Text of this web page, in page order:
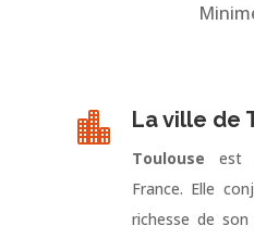
 La ville de
Toulouse est
France. Elle
richesse de